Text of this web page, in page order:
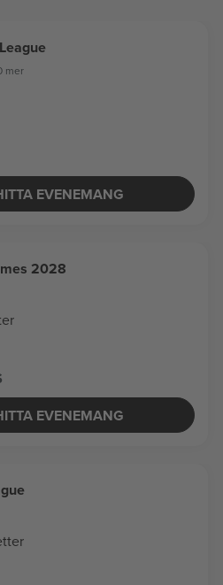
mer
EVENEMANG
2028
EVENEMANG